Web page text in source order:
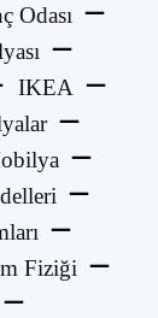
Odası
IKEA
Fiziği